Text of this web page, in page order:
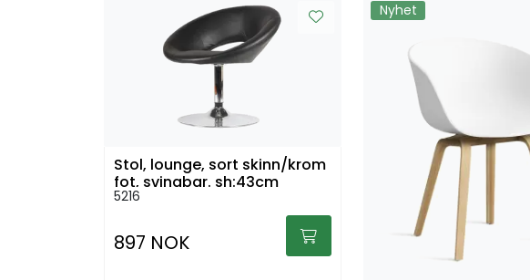
Stol, lounge, sort skinn/krom
fot, svingbar. sh:43cm
5216
897 NOK
Nyhet